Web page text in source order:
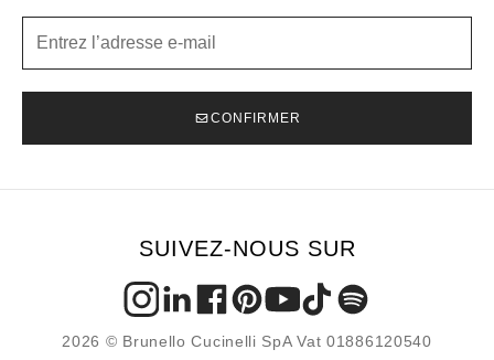
CONFIRMER
SUIVEZ-NOUS SUR
2026 © Brunello Cucinelli SpA Vat 01886120540